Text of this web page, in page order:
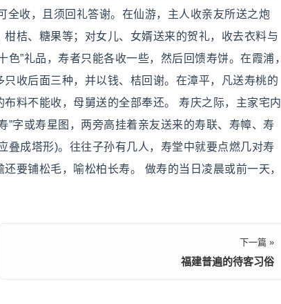
收，且须回礼答谢。在仙游，主人收亲友所送之炮
桔、糖果等；对女儿、女婿送来的贺礼，收去衣料与
”礼品，寿者只能各收一些，然后回馈寿饼。在霞浦，
收后面三种，并以钱、桔回谢。在漳平，凡送寿桃的
料不能收，母舅送的全部奉还。 寿庆之际，主家宅内
”字或寿星图，两旁高挂着亲友送来的寿联、寿幛、寿
叠成塔形)。往往子孙有几人，寿堂中就要点燃几对寿
要铺松毛，喻松柏长寿。 做寿的当日凌晨或前一天，
下一篇 »
福建普遍的待客习俗